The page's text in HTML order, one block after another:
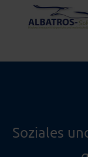
Soziales